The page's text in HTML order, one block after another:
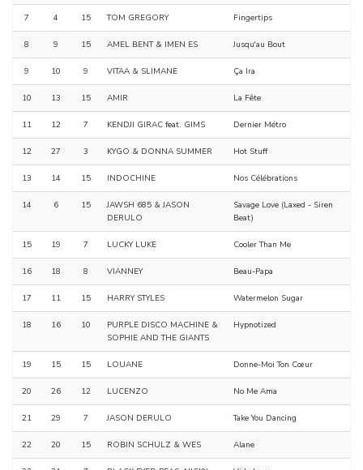
7 4 15 TOM GREGORY Fingertips
8 9 15 AMEL BENT & IMEN ES Jusqu'au Bout
9 10 9 VITAA & SLIMANE Ça Ira
10 13 15 AMIR La Fête
11 12 7 KENDJI GIRAC feat. GIMS Dernier Métro
12 27 3 KYGO & DONNA SUMMER Hot Stuff
13 14 15 INDOCHINE Nos Célébrations
14 6 15
JAWSH 685 & JASON
DERULO
Savage Love (Laxed - Siren
Beat)
15 19 7 LUCKY LUKE Cooler Than Me
16 18 8 VIANNEY Beau-Papa
17 11 15 HARRY STYLES Watermelon Sugar
18 16 10
PURPLE DISCO MACHINE &
SOPHIE AND THE GIANTS
Hypnotized
19 15 15 LOUANE Donne-Moi Ton Cœur
20 26 12 LUCENZO No Me Ama
21 29 7 JASON DERULO Take You Dancing
22 20 15 ROBIN SCHULZ & WES Alane